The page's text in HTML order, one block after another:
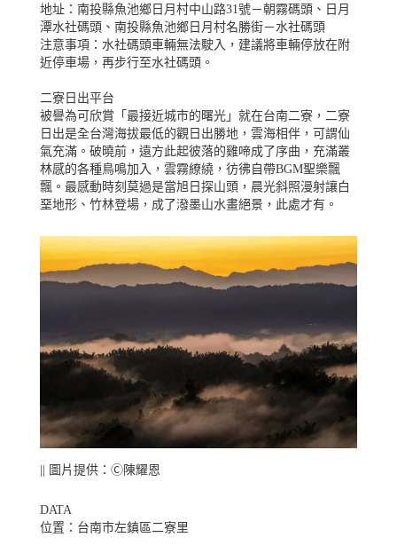
地址：南投縣魚池鄉日月村中山路31號－朝霧碼頭、日月
潭水社碼頭、南投縣魚池鄉日月村名勝街－水社碼頭
注意事項：水社碼頭車輛無法駛入，建議將車輛停放在附
近停車場，再步行至水社碼頭。
二寮日出平台
被譽為可欣賞「最接近城市的曙光」就在台南二寮，二寮
日出是全台灣海拔最低的觀日出勝地，雲海相伴，可謂仙
氣充滿。破曉前，遠方此起彼落的雞啼成了序曲，充滿叢
林感的各種鳥鳴加入，雲霧繚繞，彷彿自帶BGM聖樂飄
飄。最感動時刻莫過是當旭日探山頭，晨光斜照漫射讓白
堊地形、竹林登場，成了潑墨山水畫絕景，此處才有。
|| 圖片提供：Ⓒ陳耀恩
DATA
位置：台南市左鎮區二寮里